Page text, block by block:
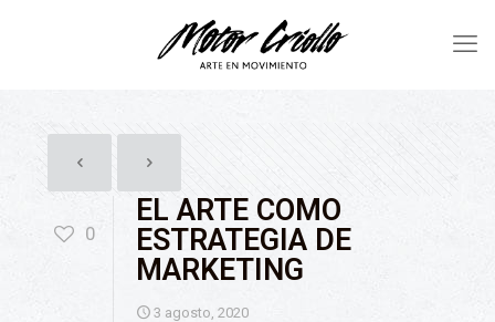
0
EL ARTE COMO
ESTRATEGIA DE
MARKETING
3 agosto, 2020